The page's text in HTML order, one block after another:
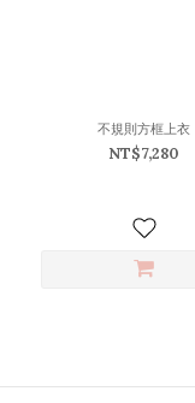
不規則方框上衣
NT$7,280